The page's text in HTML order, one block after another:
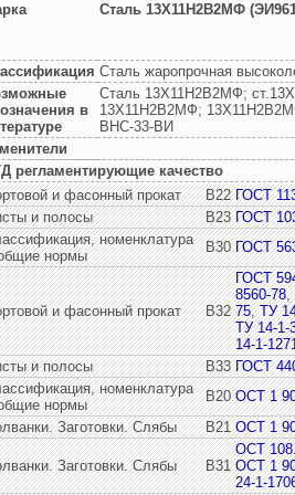
Сталь 13Х11Н2В2МФ
Сталь жаропрочная
в
Сталь 13Х11Н2В2МФ;
13Х11Н2В2МФ;
ВНС-33-ВИ
регламентирующие качество
и фасонный прокат
В22 ГОСТ
и полосы
В23 ГОСТ
номенклатура
нормы
В30 ГОСТ
и фасонный прокат В32
ГОСТ
8560-78,
75,ТУ
ТУ 14-1-
14-1-
и полосы
В33 ГОСТ
номенклатура
нормы
В20 ОСТ 1
Заготовки. Слябы
В21 ОСТ 1
Заготовки. Слябы В31
ОСТ
ОСТ 1
24-1-